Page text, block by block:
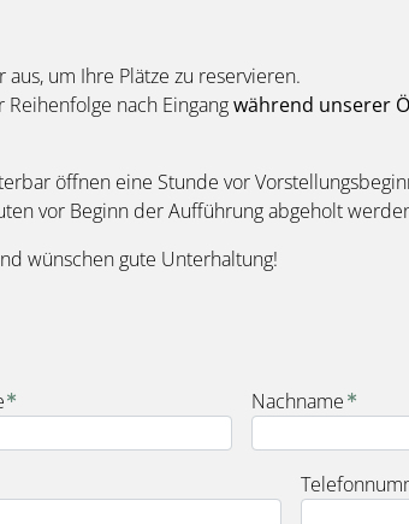
um Ihre Plätze zu reservieren.
nach Eingangwährend unserer
öffnen eine Stunde vor
vor Beginn der Aufführung abgeholt
wünschen gute Unterhaltung!
Nachname